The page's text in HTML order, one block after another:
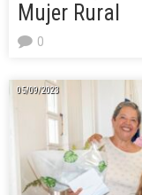
Mujer Rural
0
05/09/2023